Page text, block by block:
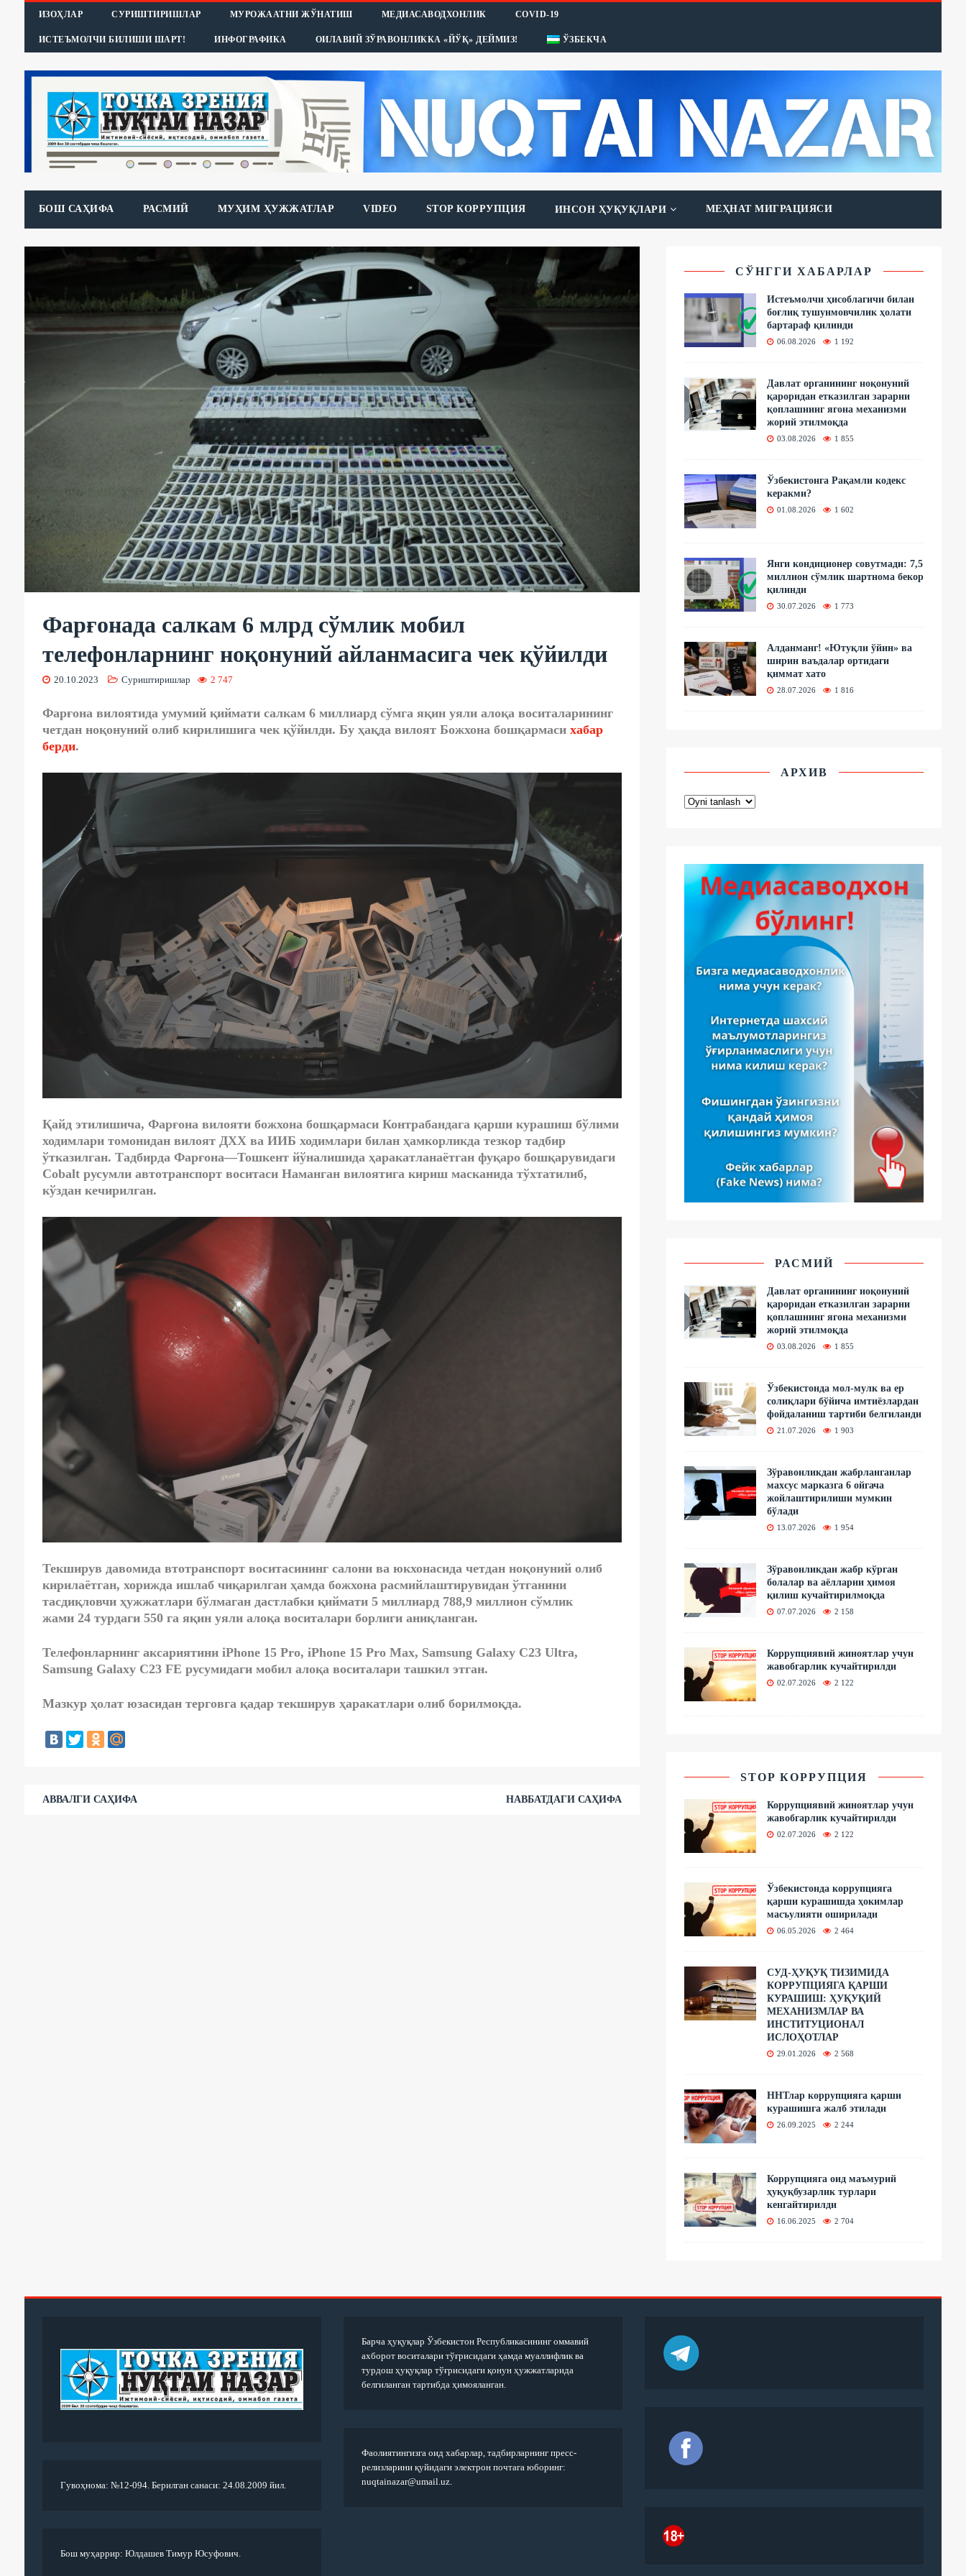
ИЗОҲЛАР СУРИШТИРИШЛАР МУРОЖААТНИ ЖЎНАТИШ МЕДИАСАВОДХОНЛИК COVID-19
ИСТЕЪМОЛЧИ БИЛИШИ ШАРТ! ИНФОГРАФИКА ОИЛАВИЙ ЗЎРАВОНЛИККА «ЙЎҚ» ДЕЙМИЗ! ЎЗБЕКЧА
БОШ САҲИФА РАСМИЙ МУҲИМ ҲУЖЖАТЛАР VIDEO STOP КОРРУПЦИЯ ИНСОН ҲУҚУҚЛАРИ МЕҲНАТ МИГРАЦИЯСИ
Фарғонада салкам 6 млрд сўмлик мобил
телефонларнинг ноқонуний айланмасига чек қўйилди
20.10.2023 Суриштиришлар 2 747
Фарғона вилоятида умумий қиймати салкам 6 миллиард сўмга яқин уяли алоқа воситаларининг
четдан ноқонуний олиб кирилишига чек қўйилди. Бу ҳақда вилоят Божхона бошқармаси хабар
берди.
Қайд этилишича, Фарғона вилояти божхона бошқармаси Контрабандага қарши курашиш бўлими
ходимлари томонидан вилоят ДХХ ва ИИБ ходимлари билан ҳамкорликда тезкор тадбир
ўтказилган. Тадбирда Фарғона—Тошкент йўналишида ҳаракатланаётганфуқаро бошқарувидаги
Cobalt русумли автотранспорт воситаси Наманган вилоятига кириш масканида тўхтатилиб,
кўздан кечирилган.
Текширув давомида втотранспорт воситасининг салони ва юкхонасида четдан ноқонуний олиб
кирилаётган, хорижда ишлаб чиқарилган ҳамда божхона расмийлаштирувидан ўтганини
тасдиқловчи ҳужжатлари бўлмаган дастлабки қиймати 5 миллиард 788,9 миллион сўмлик
жами 24 турдаги 550 га яқин уяли алоқа воситалариборлиги аниқланган.
Телефонларнинг аксариятини iPhone 15 Prо, iPhone 15 Prо Мах, Samsung Galaxy С23 Ultra,
Samsung Galaxy С23 FE русумидаги мобил алоқа воситалари ташкил этган.
Мазкур ҳолат юзасидан терговга қадар текширув ҳаракатлари олиб борилмоқда.
АВВАЛГИ САҲИФА НАВБАТДАГИ САҲИФА
СЎНГГИ ХАБАРЛАР
Истеъмолчи ҳисоблагичи билан
боғлиқ тушунмовчилик ҳолати
бартараф қилинди
06.08.2026 1 192
Давлат органининг ноқонуний
қароридан етказилган зарарни
қоплашнинг ягона механизми
жорий этилмоқда
03.08.2026 1 855
Ўзбекистонга Рақамли кодекс
керакми?
01.08.2026 1 602
Янги кондиционер совутмади: 7,5
миллион сўмлик шартнома бекор
қилинди
30.07.2026 1 773
Алданманг! «Ютуқли ўйин» ва
ширин ваъдалар ортидаги
қиммат хато
28.07.2026 1 816
АРХИВ
РАСМИЙ
Давлат органининг ноқонуний
қароридан етказилган зарарни
қоплашнинг ягона механизми
жорий этилмоқда
03.08.2026 1 855
Ўзбекистонда мол-мулк ва ер
солиқлари бўйича имтиёзлардан
фойдаланиш тартиби белгиланди
21.07.2026 1 903
Зўравонликдан жабрланганлар
махсус марказга 6 ойгача
жойлаштирилиши мумкин
бўлади
13.07.2026 1 954
Зўравонликдан жабр кўрган
болалар ва аёлларни ҳимоя
қилиш кучайтирилмоқда
07.07.2026 2 158
Коррупциявий жиноятлар учун
жавобгарлик кучайтирилди
02.07.2026 2 122
STOP КОРРУПЦИЯ
Коррупциявий жиноятлар учун
жавобгарлик кучайтирилди
02.07.2026 2 122
Ўзбекистонда коррупцияга
қарши курашишда ҳокимлар
масъулияти оширилади
06.05.2026 2 464
СУД-ҲУҚУҚ ТИЗИМИДА
КОРРУПЦИЯГА ҚАРШИ
КУРАШИШ: ҲУҚУҚИЙ
МЕХАНИЗМЛАР ВА
ИНСТИТУЦИОНАЛ
ИСЛОҲОТЛАР
29.01.2026 2 568
ННТлар коррупцияга қарши
курашишга жалб этилади
26.09.2025 2 244
Коррупцияга оид маъмурий
ҳуқуқбузарлик турлари
кенгайтирилди
16.06.2025 2 704
Гувоҳнома: №12-094. Берилган санаси: 24.08.2009 йил.
Бош муҳаррир: Юлдашев Тимур Юсуфович.
Барча ҳуқуқлар Ўзбекистон Республикасининг оммавий
ахборот воситалари тўғрисидаги ҳамда муаллифлик ва
турдош ҳуқуқлар тўғрисидаги қонун ҳужжатларида
белгиланган тартибда ҳимояланган.
Фаолиятингизга оид хабарлар, тадбирларнинг пресс-
релизларини қуйидаги электрон почтага юборинг:
nuqtainazar@umail.uz.